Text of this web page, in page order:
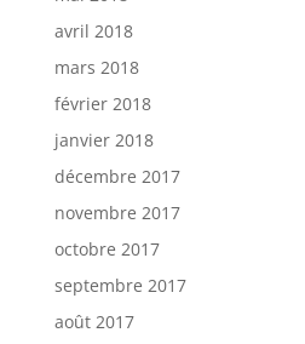
avril 2018
mars 2018
février 2018
janvier 2018
décembre 2017
novembre 2017
octobre 2017
septembre 2017
août 2017